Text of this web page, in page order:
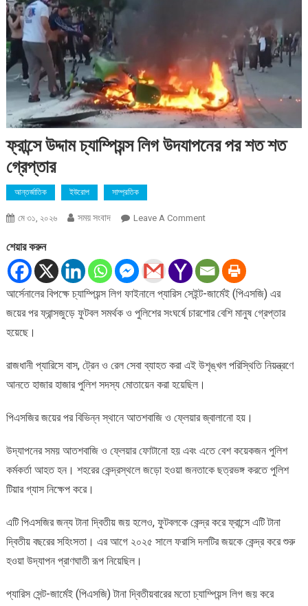
ফ্রান্সে উদ্দাম চ্যাম্পিয়ন্স লিগ উদযাপনের পর শত শত
গ্রেপ্তার
আন্তর্জাতিক ইউরোপ সাম্প্রতিক
মে ৩১, ২০২৬ সময় সংবাদ Leave A CommentOn
চ্যাম্পিয়ন্স
লিগ
উদযাপনের
পর
গ্রেপ্তার
শেয়ার করুন
আর্সেনালের বিপক্ষে চ্যাম্পিয়ন্স লিগ ফাইনালে প্যারিস সেইন্ট-জার্মেই (পিএসজি) এর
জয়ের পর ফ্রান্সজুড়ে ফুটবল সমর্থক ও পুলিশের সংঘর্ষে চারশোর বেশি মানুষ গ্রেপ্তার
হয়েছে।
রাজধানী প্যারিসে বাস, ট্রেন ও রেল সেবা ব্যাহত করা এই উশৃঙ্খল পরিস্থিতি নিয়ন্ত্রণে
আনতে হাজার হাজার পুলিশ সদস্য মোতায়েন করা হয়েছিল।
পিএসজির জয়ের পর বিভিন্ন স্থানে আতশবাজি ও ফ্লেয়ার জ্বালানো হয়।
উদ্‌যাপনের সময় আতশবাজি ও ফ্লেয়ার ফোটানো হয় এবং এতে বেশ কয়েকজন পুলিশ
কর্মকর্তা আহত হন। শহরের কেন্দ্রস্থলে জড়ো হওয়া জনতাকে ছত্রভঙ্গ করতে পুলিশ
টিয়ার গ্যাস নিক্ষেপ করে।
এটি পিএসজির জন্য টানা দ্বিতীয় জয় হলেও, ফুটবলকে কেন্দ্র করে ফ্রান্সে এটি টানা
দ্বিতীয় বছরের সহিংসতা। এর আগে ২০২৫ সালে ফরাসি দলটির জয়কে কেন্দ্র করে শুরু
হওয়া উদ্‌যাপন প্রাণঘাতী রূপ নিয়েছিল।
প্যারিস সেন্ট-জার্মেই (পিএসজি) টানা দ্বিতীয়বারের মতো চ্যাম্পিয়ন্স লিগ জয় করে